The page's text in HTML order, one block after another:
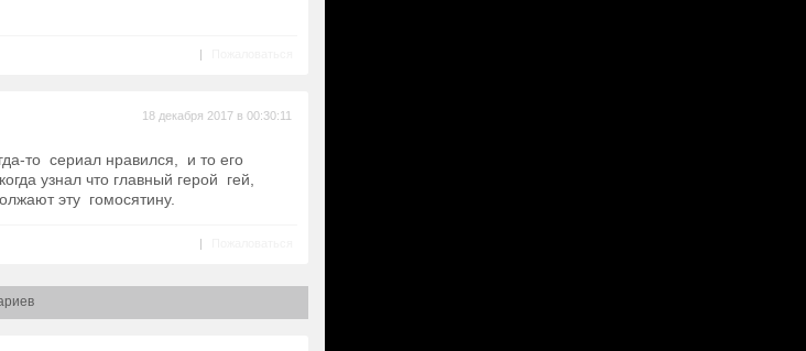
|
18 декабря 2017 в 00:30:11
то сериал нравился, и то его
узнал что главный герой гей,
эту гомосятину.
|